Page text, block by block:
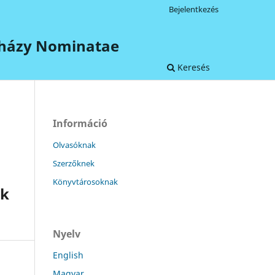
Nominatae
Keresés
Bejelentkezés
Információ
Olvasóknak
Szerzőknek
Könyvtárosoknak
Nyelv
English